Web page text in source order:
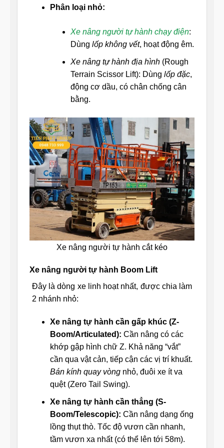
Phân loại nhỏ:
Xe nâng người tự hành chạy điện:
Dùng lốp không vết, hoạt động êm.
Xe nâng tự hành địa hình(Rough
Terrain Scissor Lift): Dùng lốp đặc,
động cơ dầu, có chân chống cân
bằng.
Xe nâng người tự hành cắt kéo
Xe nâng người tự hành Boom Lift
Đây là dòng xe linh hoạt nhất, được chia làm
2 nhánh nhỏ:
Xe nâng tự hành cần gấp khúc (Z-
Boom/Articulated): Cần nâng có các
khớp gập hình chữ Z. Khả năng “vắt”
cần qua vật cản, tiếp cận các vị trí khuất.
Bán kính quay vòngnhỏ, đuôi xe ít va
quệt (Zero Tail Swing).
Xe nâng tự hành cần thẳng (S-
Boom/Telescopic): Cần nâng dạng ống
lồng thụt thò. Tốc độ vươn cần nhanh,
tầm vươn xa nhất (có thể lên tới 58m).